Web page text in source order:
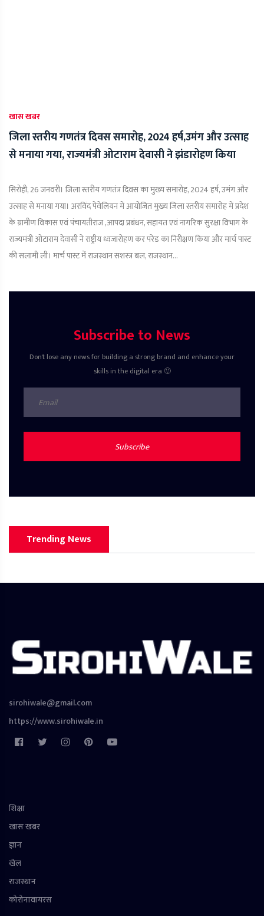
खास खबर
जिला स्तरीय गणतंत्र दिवस समारोह, 2024 हर्ष,उमंग और उत्साह
से मनाया गया, राज्यमंत्री ओटाराम देवासी ने झंडारोहण किया
सिरोही, 26 जनवरी। जिला स्तरीय गणतंत्र दिवस का मुख्य समारोह, 2024 हर्ष, उमंग और
उत्साह से मनाया गया। अरविंद पेवेलियन में आयोजित मुख्य जिला स्तरीय समारोह में प्रदेश
के ग्रामीण विकास एवं पंचायतीराज ,आपदा प्रबंधन, सहायत एवं नागरिक सुरक्षा विभाग के
राज्यमंत्री ओटाराम देवासी ने राष्ट्रीय ध्वजारोहण कर परेड का निरीक्षण किया और मार्च पास्ट
की सलामी ली। मार्च पास्ट में राजस्थान सशस्त्र बल, राजस्थान...
Subscribe to News
Don't lose any news for building a strong brand and enhance your
skills in the digital era 🙂
Subscribe
Trending News
sirohiwale@gmail.com
https://www.sirohiwale.in
शिक्षा
खास खबर
ज्ञान
खेल
राजस्थान
कोरोनावायरस